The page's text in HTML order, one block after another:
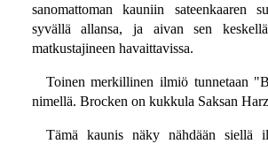
sanomattoman kauniin sateenkaaren
syvällä allansa, ja aivan sen
matkustajineen havaittavissa.
Toinen merkillinen ilmiö tunnetaan
nimellä. Brocken on kukkula Saksan
Tämä kaunis näky nähdään siellä